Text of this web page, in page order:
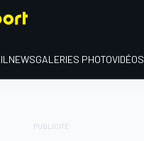
NEWSGALERIES PHOTOVIDÉOS